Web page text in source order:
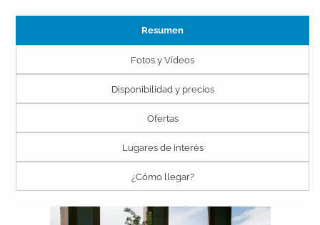
Resumen
Fotos y Vídeos
Disponibilidad y precios
Ofertas
Lugares de interés
¿Cómo llegar?